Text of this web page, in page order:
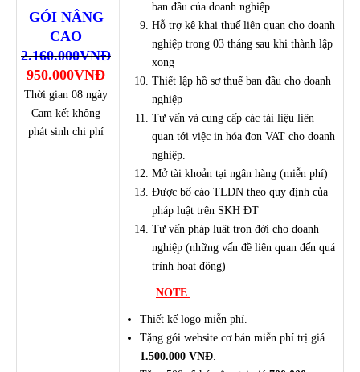
GÓI NÂNG
CAO
2.160.000VNĐ
950.000VNĐ
Thời gian 08 ngày
Cam kết không
phát sinh chi phí
ban đầu của doanh nghiệp.
Hỗ trợ kê khai thuế liên quan cho doanh
nghiệp trong 03 tháng sau khi thành lập
xong
Thiết lập hồ sơ thuế ban đầu cho doanh
nghiệp
Tư vấn và cung cấp các tài liệu liên
quan tới việc in hóa đơn VAT cho doanh
nghiệp.
Mở tài khoản tại ngân hàng (miễn phí)
Được bố cáo TLDN theo quy định của
pháp luật trên SKH ĐT
Tư vấn pháp luật trọn đời cho doanh
nghiệp (những vấn đề liên quan đến quá
trình hoạt động)
NOTE:
Thiết kế logo miễn phí.
Tặng gói website cơ bản miễn phí trị giá
1.500.000 VNĐ.